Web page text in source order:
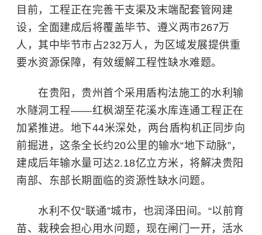
目前，工程正在完善干支渠及末端配套管网建
设，全面建成后将覆盖毕节、遵义两市267万
人，其中毕节市占232万人，为区域发展提供重
要水资源保障，有效缓解工程性缺水难题。
在贵阳，贵州首个采用盾构法施工的水利输
水隧洞工程——红枫湖至花溪水库连通工程正在
加紧推进。地下44米深处，两台盾构机正同步向
前掘进，这条全长约20公里的输水“地下动脉”，
建成后年输水量可达2.18亿立方米，将解决贵阳
南部、东部长期面临的资源性缺水问题。
水利不仅“联通”城市，也润泽田间。“以前育
苗、栽秧会担心用水问题，现在闸门一开，活水